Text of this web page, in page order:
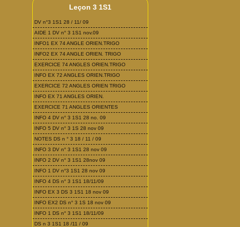
Leçon 3 1S1
DV n°3 1S1 28 / 11/ 09
AIDE 1 DV n° 3 1S1 nov.09
INFO1 EX 74 ANGLE ORIEN.TRIGO
INFO2 EX 74 ANGLE ORIEN. TRIGO
EXERCICE 74 ANGLES ORIEN.TRIGO
INFO EX 72 ANGLES ORIEN.TRIGO
EXERCICE 72 ANGLES ORIEN TRIGO
INFO EX 71 ANGLES ORIEN.
EXERCICE 71 ANGLES ORIENTES
INFO 4 DV n° 3 1S1 28 no. 09
INFO 5 DV n° 3 1S 28 nov 09
NOTES DS n ° 3 18 / 11 / 09
INFO 3 DV n° 3 1S1 28 nov 09
INFO 2 DV n° 3 1S1 28nov 09
INFO 1 DV n°3 1S1 28 nov 09
INFO 4 DS n° 3 1S1 18/11/09
INFO EX 3 DS 3 1S1 18 nov 09
INFO EX2 DS n° 3 1S 18 nov 09
INFO 1 DS n° 3 1S1 18/11/09
DS n 3 1S1 18 /11 / 09